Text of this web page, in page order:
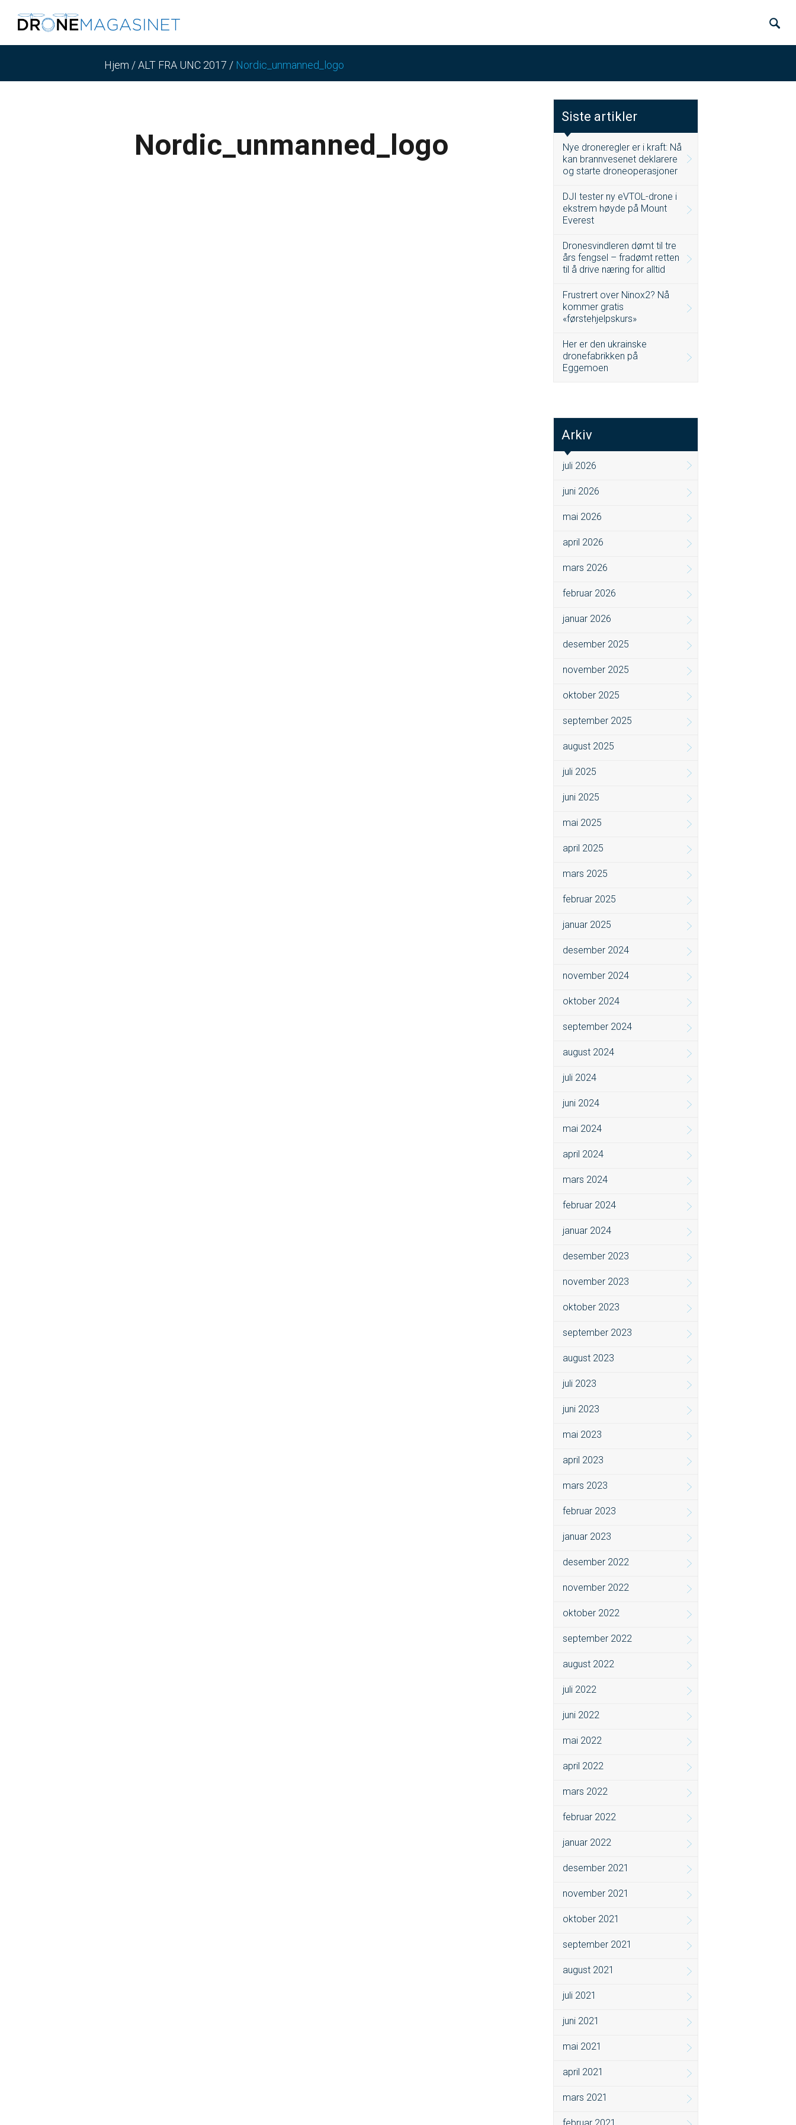
Hjem /ALT FRA UNC 2017 / Nordic_unmanned_logo
Nordic_unmanned_logo
Siste artikler
Nye droneregler er i kraft: Nå
kan brannvesenet deklarere
og starte droneoperasjoner
DJI tester ny eVTOL-drone i
ekstrem høyde på Mount
Everest
Dronesvindleren dømt til tre
års fengsel – fradømt retten
til å drive næring for alltid
Frustrert over Ninox2? Nå
kommer gratis
«førstehjelpskurs»
Her er den ukrainske
dronefabrikken på
Eggemoen
Arkiv
juli 2026
juni 2026
mai 2026
april 2026
mars 2026
februar 2026
januar 2026
desember 2025
november 2025
oktober 2025
september 2025
august 2025
juli 2025
juni 2025
mai 2025
april 2025
mars 2025
februar 2025
januar 2025
desember 2024
november 2024
oktober 2024
september 2024
august 2024
juli 2024
juni 2024
mai 2024
april 2024
mars 2024
februar 2024
januar 2024
desember 2023
november 2023
oktober 2023
september 2023
august 2023
juli 2023
juni 2023
mai 2023
april 2023
mars 2023
februar 2023
januar 2023
desember 2022
november 2022
oktober 2022
september 2022
august 2022
juli 2022
juni 2022
mai 2022
april 2022
mars 2022
februar 2022
januar 2022
desember 2021
november 2021
oktober 2021
september 2021
august 2021
juli 2021
juni 2021
mai 2021
april 2021
mars 2021